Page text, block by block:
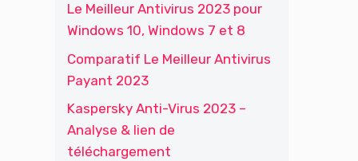
Le Meilleur Antivirus 2023 pour
Windows 10, Windows 7 et 8
Comparatif Le Meilleur Antivirus
Payant 2023
Kaspersky Anti-Virus 2023 –
Analyse & lien de
téléchargement